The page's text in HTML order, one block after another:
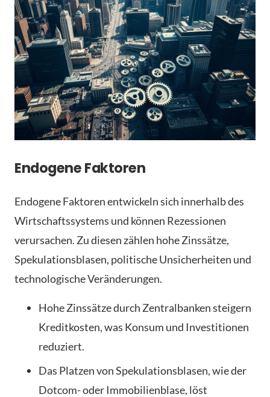
Endogene Faktoren
Endogene Faktoren entwickeln sich innerhalb des
Wirtschaftssystems und können Rezessionen
verursachen. Zu diesen zählen hohe Zinssätze,
Spekulationsblasen, politische Unsicherheiten und
technologische Veränderungen.
Hohe Zinssätze durch Zentralbanken steigern
Kreditkosten, was Konsum und Investitionen
reduziert.
Das Platzen von Spekulationsblasen, wie der
Dotcom- oder Immobilienblase, löst